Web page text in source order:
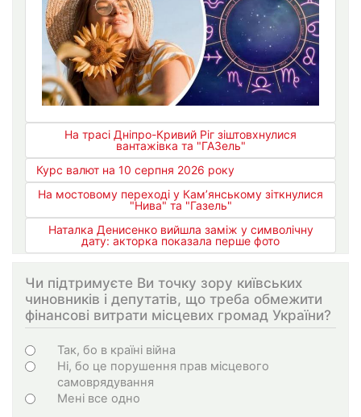
На трасі Дніпро-Кривий Ріг зіштовхнулися
вантажівка та "ГАЗель"
Курс валют на 10 серпня 2026 року
На мостовому переході у Кам’янському зіткнулися
"Нива" та "Газель"
Наталка Денисенко вийшла заміж у символічну
дату: акторка показала перше фото
Чи підтримуєте Ви точку зору київських
чиновників і депутатів, що треба обмежити
фінансові витрати місцевих громад України?
Варіанти
Так, бо в країні війна
Ні, бо це порушення прав місцевого
самоврядування
Мені все одно